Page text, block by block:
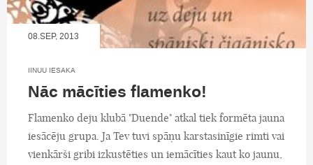
08.SEP, 2013
IINUU IESAKA
Nāc mācīties flamenko!
Flamenko deju klubā "Duende" atkal tiek formēta jauna
iesācēju grupa. Ja Tev tuvi spāņu karstasinīgie rimti vai
vienkārši gribi izkustēties un iemācīties kaut ko jaunu,